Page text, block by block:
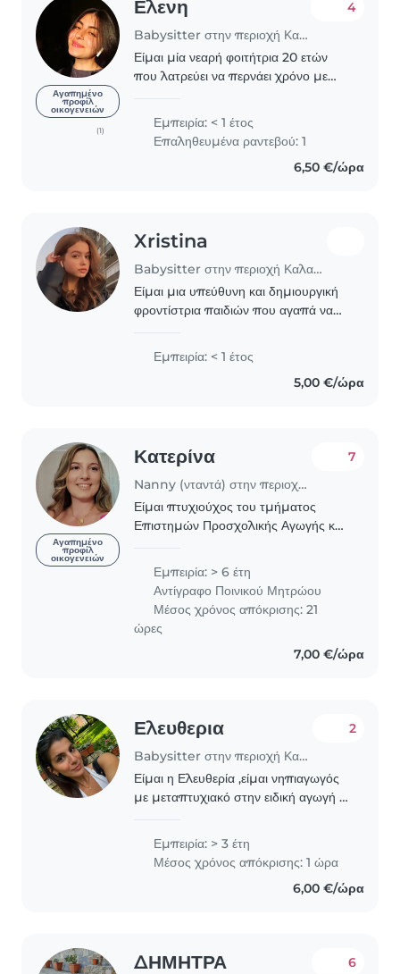
Αγαπημένο
προφίλ
οικογενειών
(1)
Ελενη
Babysitter στην περιοχή Καλαμαριά
4
Είμαι μία νεαρή φοιτήτρια 20 ετών
που λατρεύει να περνάει χρόνο με
προσχολικά παιδιά. Αν και δεν έχω
πολλά χρόνια..
Εμπειρία: < 1 έτος
Επαληθευμένα ραντεβού: 1
6,50 €/ώρα
Xristina
Babysitter στην περιοχή Καλαμαριά
Είμαι μια υπεύθυνη και δημιουργική
φροντίστρια παιδιών που αγαπά να
μαγείρεμα και δουλειές του σπιτιού.
Εμπειρία: < 1 έτος
5,00 €/ώρα
Αγαπημένο
προφίλ
οικογενειών
Κατερίνα
Nanny (νταντά) στην περιοχή Καλαμαριά
7
Είμαι πτυχιούχος του τμήματος
Επιστημών Προσχολικής Αγωγής και
κάτοχος Μεταπτυχιακού Διπλώματος
του Τμήματος Ειδικής Αγωγής..
Εμπειρία: > 6 έτη
Αντίγραφο Ποινικού Μητρώου
Μέσος χρόνος απόκρισης: 21
ώρες
7,00 €/ώρα
Ελευθερια
Babysitter στην περιοχή Καλαμαριά
2
Είμαι η Ελευθερία ,είμαι νηπιαγωγός
με μεταπτυχιακό στην ειδική αγωγή .
φύλαξη και δημιουργική απασχόληση
παιδιών..
Εμπειρία: > 3 έτη
Μέσος χρόνος απόκρισης: 1 ώρα
6,00 €/ώρα
ΔΗΜΗΤΡΑ 6